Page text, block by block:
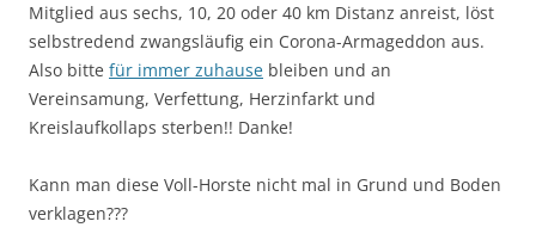
Mitglied aus sechs, 10, 20 oder 40 km Distanz anreist, löst
selbstredend zwangsläufig ein Corona-Armageddon aus.
Also bitte für immer zuhause bleiben und an
Vereinsamung, Verfettung, Herzinfarkt und
Kreislaufkollaps sterben!! Danke!
Kann man diese Voll-Horste nicht mal in Grund und Boden
verklagen???